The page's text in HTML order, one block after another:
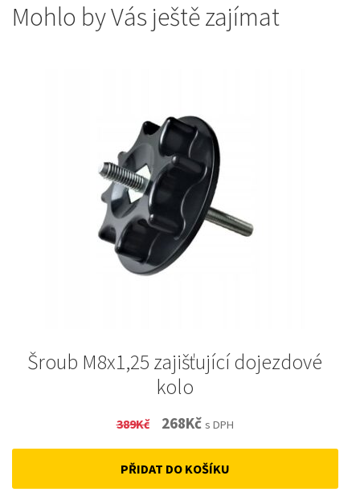
Mohlo by Vás ještě zajímat
Šroub M8x1,25 zajišťující dojezdové
kolo
389Kč
Original
price
was:
268KčCurrent
price
is:
s DPH
PŘIDAT DO KOŠÍKU